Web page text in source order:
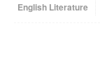
English Literature